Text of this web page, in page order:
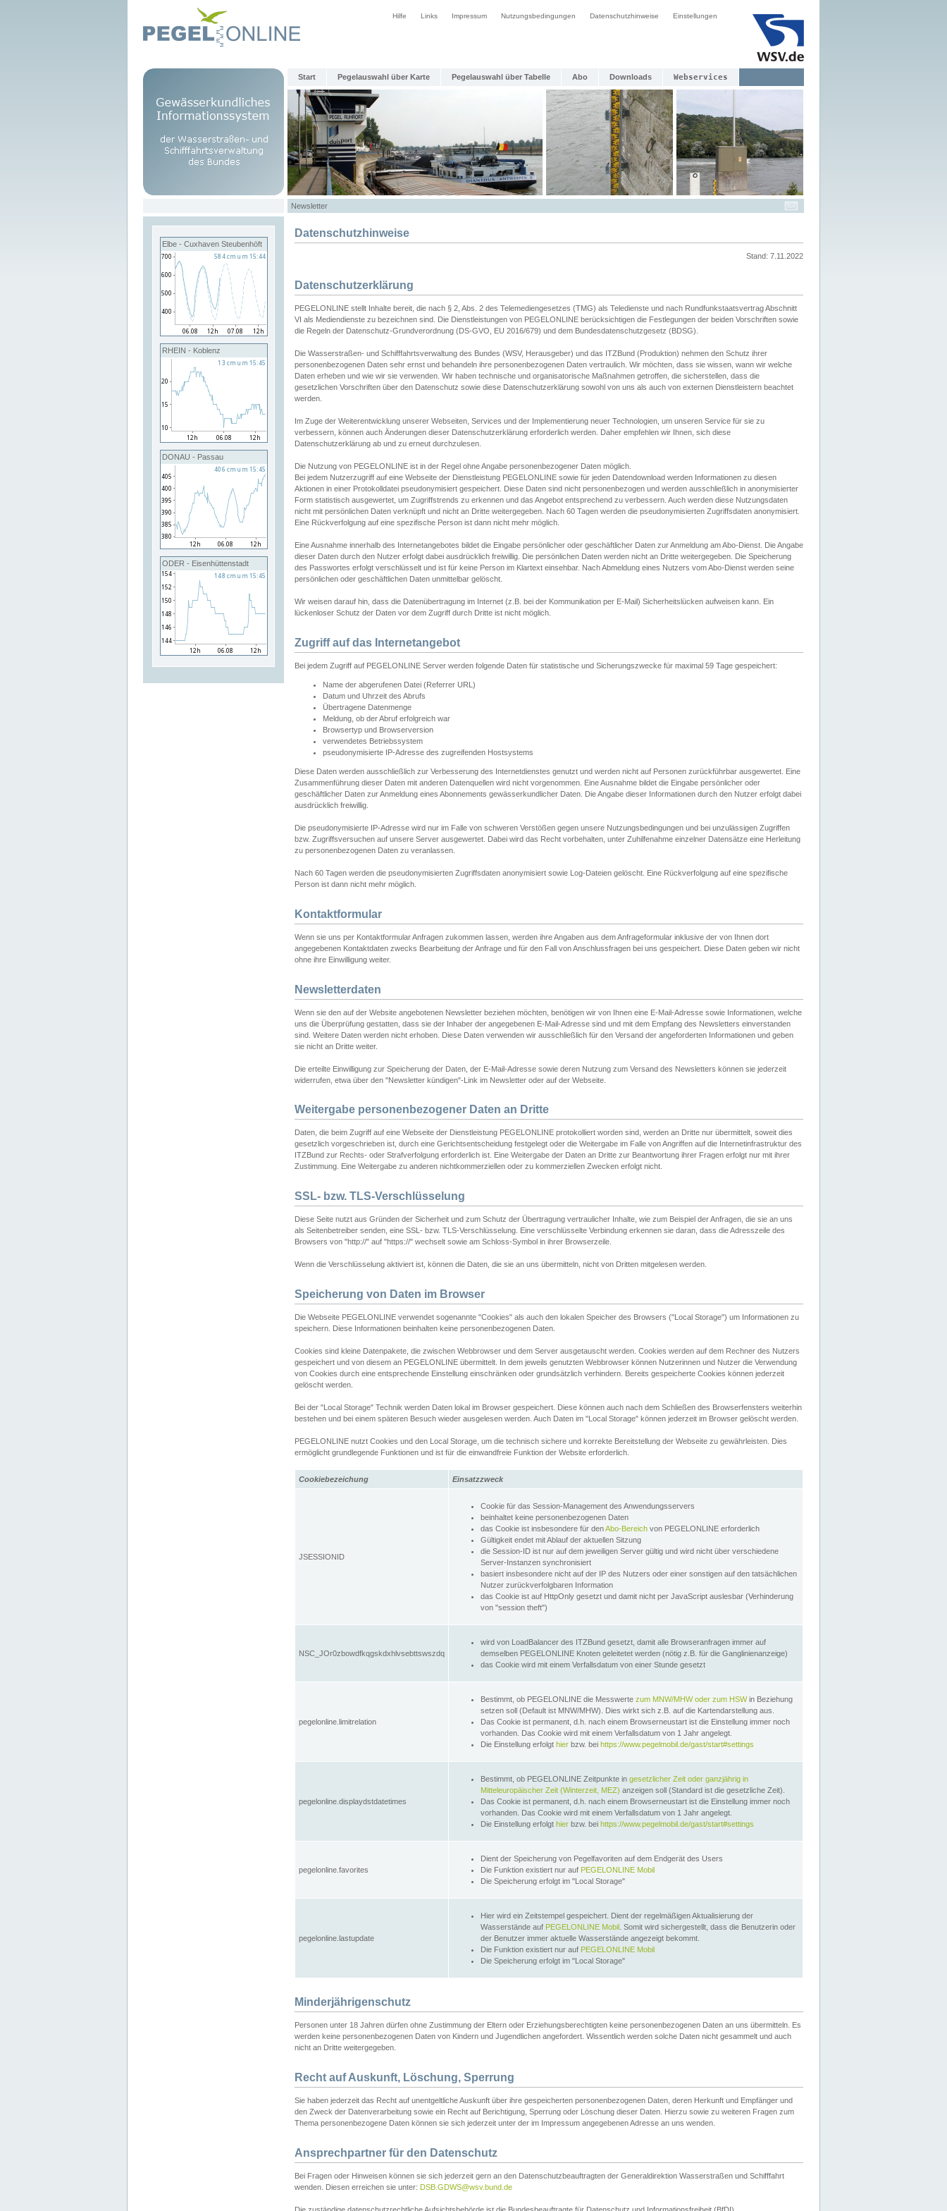
Hilfe Links Impressum Nutzungsbedingungen Datenschutzhinweise Einstellungen
Start Pegelauswahl über Karte Pegelauswahl über Tabelle Abo Downloads Webservices
Newsletter
Elbe - Cuxhaven Steubenhöft
RHEIN - Koblenz
DONAU - Passau
ODER - Eisenhüttenstadt
Datenschutzhinweise
Stand: 7.11.2022
Datenschutzerklärung
PEGELONLINE stellt Inhalte bereit, die nach § 2, Abs. 2 des Telemediengesetzes (TMG) als Teledienste und nach Rundfunkstaatsvertrag Abschnitt
VI als Mediendienste zu bezeichnen sind. Die Dienstleistungen von PEGELONLINE berücksichtigen die Festlegungen der beiden Vorschriften sowie
die Regeln der Datenschutz-Grundverordnung (DS-GVO, EU 2016/679) und dem Bundesdatenschutzgesetz (BDSG).
Die Wasserstraßen- und Schifffahrtsverwaltung des Bundes (WSV, Herausgeber) und das ITZBund (Produktion) nehmen den Schutz ihrer
personenbezogenen Daten sehr ernst und behandeln ihre personenbezogenen Daten vertraulich. Wir möchten, dass sie wissen, wann wir welche
Daten erheben und wie wir sie verwenden. Wir haben technische und organisatorische Maßnahmen getroffen, die sicherstellen, dass die
gesetzlichen Vorschriften über den Datenschutz sowie diese Datenschutzerklärung sowohl von uns als auch von externen Dienstleistern beachtet
werden.
Im Zuge der Weiterentwicklung unserer Webseiten, Services und der Implementierung neuer Technologien, um unseren Service für sie zu
verbessern, können auch Änderungen dieser Datenschutzerklärung erforderlich werden. Daher empfehlen wir Ihnen, sich diese
Datenschutzerklärung ab und zu erneut durchzulesen.
Die Nutzung von PEGELONLINE ist in der Regel ohne Angabe personenbezogener Daten möglich.
Bei jedem Nutzerzugriff auf eine Webseite der Dienstleistung PEGELONLINE sowie für jeden Datendownload werden Informationen zu diesen
Aktionen in einer Protokolldatei pseudonymisiert gespeichert. Diese Daten sind nicht personenbezogen und werden ausschließlich in anonymisierter
Form statistisch ausgewertet, um Zugriffstrends zu erkennen und das Angebot entsprechend zu verbessern. Auch werden diese Nutzungsdaten
nicht mit persönlichen Daten verknüpft und nicht an Dritte weitergegeben. Nach 60 Tagen werden die pseudonymisierten Zugriffsdaten anonymisiert.
Eine Rückverfolgung auf eine spezifische Person ist dann nicht mehr möglich.
Eine Ausnahme innerhalb des Internetangebotes bildet die Eingabe persönlicher oder geschäftlicher Daten zur Anmeldung am Abo-Dienst. Die Angabe
dieser Daten durch den Nutzer erfolgt dabei ausdrücklich freiwillig. Die persönlichen Daten werden nicht an Dritte weitergegeben. Die Speicherung
des Passwortes erfolgt verschlüsselt und ist für keine Person im Klartext einsehbar. Nach Abmeldung eines Nutzers vom Abo-Dienst werden seine
persönlichen oder geschäftlichen Daten unmittelbar gelöscht.
Wir weisen darauf hin, dass die Datenübertragung im Internet (z.B. bei der Kommunikation per E-Mail) Sicherheitslücken aufweisen kann. Ein
lückenloser Schutz der Daten vor dem Zugriff durch Dritte ist nicht möglich.
Zugriff auf das Internetangebot
Bei jedem Zugriff auf PEGELONLINE Server werden folgende Daten für statistische und Sicherungszwecke für maximal 59 Tage gespeichert:
Name der abgerufenen Datei (Referrer URL)
Datum und Uhrzeit des Abrufs
Übertragene Datenmenge
Meldung, ob der Abruf erfolgreich war
Browsertyp und Browserversion
verwendetes Betriebssystem
pseudonymisierte IP-Adresse des zugreifenden Hostsystems
Diese Daten werden ausschließlich zur Verbesserung des Internetdienstes genutzt und werden nicht auf Personen zurückführbar ausgewertet. Eine
Zusammenführung dieser Daten mit anderen Datenquellen wird nicht vorgenommen. Eine Ausnahme bildet die Eingabe persönlicher oder
geschäftlicher Daten zur Anmeldung eines Abonnements gewässerkundlicher Daten. Die Angabe dieser Informationen durch den Nutzer erfolgt dabei
ausdrücklich freiwillig.
Die pseudonymisierte IP-Adresse wird nur im Falle von schweren Verstößen gegen unsere Nutzungsbedingungen und bei unzulässigen Zugriffen
bzw. Zugriffsversuchen auf unsere Server ausgewertet. Dabei wird das Recht vorbehalten, unter Zuhilfenahme einzelner Datensätze eine Herleitung
zu personenbezogenen Daten zu veranlassen.
Nach 60 Tagen werden die pseudonymisierten Zugriffsdaten anonymisiert sowie Log-Dateien gelöscht. Eine Rückverfolgung auf eine spezifische
Person ist dann nicht mehr möglich.
Kontaktformular
Wenn sie uns per Kontaktformular Anfragen zukommen lassen, werden ihre Angaben aus dem Anfrageformular inklusive der von Ihnen dort
angegebenen Kontaktdaten zwecks Bearbeitung der Anfrage und für den Fall von Anschlussfragen bei uns gespeichert. Diese Daten geben wir nicht
ohne ihre Einwilligung weiter.
Newsletterdaten
Wenn sie den auf der Website angebotenen Newsletter beziehen möchten, benötigen wir von Ihnen eine E-Mail-Adresse sowie Informationen, welche
uns die Überprüfung gestatten, dass sie der Inhaber der angegebenen E-Mail-Adresse sind und mit dem Empfang des Newsletters einverstanden
sind. Weitere Daten werden nicht erhoben. Diese Daten verwenden wir ausschließlich für den Versand der angeforderten Informationen und geben
sie nicht an Dritte weiter.
Die erteilte Einwilligung zur Speicherung der Daten, der E-Mail-Adresse sowie deren Nutzung zum Versand des Newsletters können sie jederzeit
widerrufen, etwa über den "Newsletter kündigen"-Link im Newsletter oder auf der Webseite.
Weitergabe personenbezogener Daten an Dritte
Daten, die beim Zugriff auf eine Webseite der Dienstleistung PEGELONLINE protokolliert worden sind, werden an Dritte nur übermittelt, soweit dies
gesetzlich vorgeschrieben ist, durch eine Gerichtsentscheidung festgelegt oder die Weitergabe im Falle von Angriffen auf die Internetinfrastruktur des
ITZBund zur Rechts- oder Strafverfolgung erforderlich ist. Eine Weitergabe der Daten an Dritte zur Beantwortung ihrer Fragen erfolgt nur mit ihrer
Zustimmung. Eine Weitergabe zu anderen nichtkommerziellen oder zu kommerziellen Zwecken erfolgt nicht.
SSL- bzw. TLS-Verschlüsselung
Diese Seite nutzt aus Gründen der Sicherheit und zum Schutz der Übertragung vertraulicher Inhalte, wie zum Beispiel der Anfragen, die sie an uns
als Seitenbetreiber senden, eine SSL- bzw. TLS-Verschlüsselung. Eine verschlüsselte Verbindung erkennen sie daran, dass die Adresszeile des
Browsers von "http://" auf "https://" wechselt sowie am Schloss-Symbol in ihrer Browserzeile.
Wenn die Verschlüsselung aktiviert ist, können die Daten, die sie an uns übermitteln, nicht von Dritten mitgelesen werden.
Speicherung von Daten im Browser
Die Webseite PEGELONLINE verwendet sogenannte "Cookies" als auch den lokalen Speicher des Browsers ("Local Storage") um Informationen zu
speichern. Diese Informationen beinhalten keine personenbezogenen Daten.
Cookies sind kleine Datenpakete, die zwischen Webbrowser und dem Server ausgetauscht werden. Cookies werden auf dem Rechner des Nutzers
gespeichert und von diesem an PEGELONLINE übermittelt. In dem jeweils genutzten Webbrowser können Nutzerinnen und Nutzer die Verwendung
von Cookies durch eine entsprechende Einstellung einschränken oder grundsätzlich verhindern. Bereits gespeicherte Cookies können jederzeit
gelöscht werden.
Bei der "Local Storage" Technik werden Daten lokal im Browser gespeichert. Diese können auch nach dem Schließen des Browserfensters weiterhin
bestehen und bei einem späteren Besuch wieder ausgelesen werden. Auch Daten im "Local Storage" können jederzeit im Browser gelöscht werden.
PEGELONLINE nutzt Cookies und den Local Storage, um die technisch sichere und korrekte Bereitstellung der Webseite zu gewährleisten. Dies
ermöglicht grundlegende Funktionen und ist für die einwandfreie Funktion der Website erforderlich.
Cookiebezeichung Einsatzzweck
JSESSIONID
Cookie für das Session-Management des Anwendungsservers
beinhaltet keine personenbezogenen Daten
das Cookie ist insbesondere für denAbo-Bereich von PEGELONLINE erforderlich
Gültigkeit endet mit Ablauf der aktuellen Sitzung
die Session-ID ist nur auf dem jeweiligen Server gültig und wird nicht über verschiedene
Server-Instanzen synchronisiert
basiert insbesondere nicht auf der IP des Nutzers oder einer sonstigen auf den tatsächlichen
Nutzer zurückverfolgbaren Information
das Cookie ist auf HttpOnly gesetzt und damit nicht per JavaScript auslesbar (Verhinderung
von "session theft")
NSC_JOr0zbowdfkqgskdxhlvsebttswszdq
wird von LoadBalancer des ITZBund gesetzt, damit alle Browseranfragen immer auf
demselben PEGELONLINE Knoten geleitetet werden (nötig z.B. für die Ganglinienanzeige)
das Cookie wird mit einem Verfallsdatum von einer Stunde gesetzt
pegelonline.limitrelation
Bestimmt, ob PEGELONLINE die Messwerte zum MNW/MHW oder zum HSWin Beziehung
setzen soll (Default ist MNW/MHW). Dies wirkt sich z.B. auf die Kartendarstellung aus.
Das Cookie ist permanent, d.h. nach einem Browserneustart ist die Einstellung immer noch
vorhanden. Das Cookie wird mit einem Verfallsdatum von 1 Jahr angelegt.
Die Einstellung erfolgt hier bzw. bei https://www.pegelmobil.de/gast/start#settings
pegelonline.displaydstdatetimes
Bestimmt, ob PEGELONLINE Zeitpunkte in gesetzlicher Zeit oder ganzjährig in
Mitteleuropäischer Zeit (Winterzeit, MEZ) anzeigen soll (Standard ist die gesetzliche Zeit).
Das Cookie ist permanent, d.h. nach einem Browserneustart ist die Einstellung immer noch
vorhanden. Das Cookie wird mit einem Verfallsdatum von 1 Jahr angelegt.
Die Einstellung erfolgt hier bzw. bei https://www.pegelmobil.de/gast/start#settings
pegelonline.favorites
Dient der Speicherung von Pegelfavoriten auf dem Endgerät des Users
Die Funktion existiert nur auf PEGELONLINE Mobil
Die Speicherung erfolgt im "Local Storage"
pegelonline.lastupdate
Hier wird ein Zeitstempel gespeichert. Dient der regelmäßigen Aktualisierung der
Wasserstände auf PEGELONLINE Mobil . Somit wird sichergestellt, dass die Benutzerin oder
der Benutzer immer aktuelle Wasserstände angezeigt bekommt.
Die Funktion existiert nur auf PEGELONLINE Mobil
Die Speicherung erfolgt im "Local Storage"
Minderjährigenschutz
Personen unter 18 Jahren dürfen ohne Zustimmung der Eltern oder Erziehungsberechtigten keine personenbezogenen Daten an uns übermitteln. Es
werden keine personenbezogenen Daten von Kindern und Jugendlichen angefordert. Wissentlich werden solche Daten nicht gesammelt und auch
nicht an Dritte weitergegeben.
Recht auf Auskunft, Löschung, Sperrung
Sie haben jederzeit das Recht auf unentgeltliche Auskunft über ihre gespeicherten personenbezogenen Daten, deren Herkunft und Empfänger und
den Zweck der Datenverarbeitung sowie ein Recht auf Berichtigung, Sperrung oder Löschung dieser Daten. Hierzu sowie zu weiteren Fragen zum
Thema personenbezogene Daten können sie sich jederzeit unter der im Impressum angegebenen Adresse an uns wenden.
Ansprechpartner für den Datenschutz
Bei Fragen oder Hinweisen können sie sich jederzeit gern an den Datenschutzbeauftragten der Generaldirektion Wasserstraßen und Schifffahrt
wenden. Diesen erreichen sie unter: DSB.GDWS@wsv.bund.de